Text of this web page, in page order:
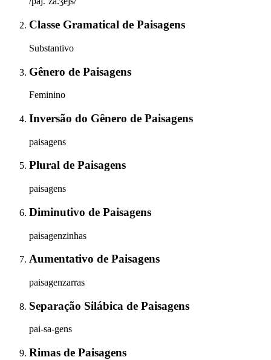
Classe Gramatical de Paisagens
Substantivo
Gênero de Paisagens
Feminino
Inversão do Gênero de Paisagens
paisagens
Plural de Paisagens
paisagens
Diminutivo de Paisagens
paisagenzinhas
Aumentativo de Paisagens
paisagenzarras
Separação Silábica de Paisagens
pai-sa-gens
Rimas de Paisagens